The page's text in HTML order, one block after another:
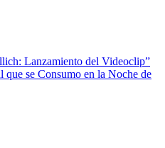
Lanzamiento del Videoclip”
se Consumo en la Noche de